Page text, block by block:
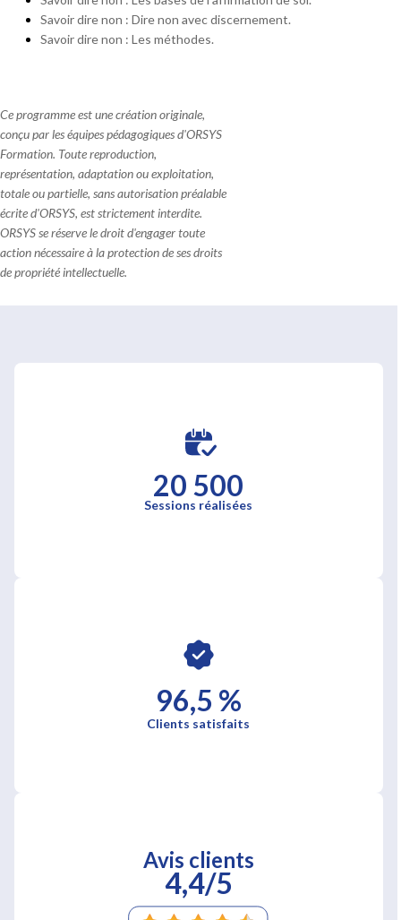
Savoir dire non : Dire non avec discernement.
Savoir dire non : Les méthodes.
Ce programme est une création originale,
conçu par les équipes pédagogiques d'ORSYS
Formation. Toute reproduction,
représentation, adaptation ou exploitation,
totale ou partielle, sans autorisation préalable
écrite d'ORSYS, est strictement interdite.
ORSYS se réserve le droit d'engager toute
action nécessaire à la protection de ses droits
de propriété intellectuelle.
20 500
Sessions réalisées
96,5 %
Clients satisfaits
Avis clients
4,4/5